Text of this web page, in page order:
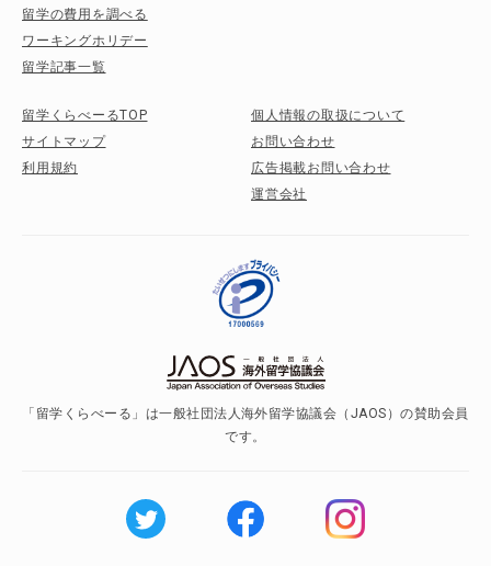
留学の費用を調べる
ワーキングホリデー
留学記事一覧
留学くらべーるTOP
サイトマップ
利用規約
個人情報の取扱について
お問い合わせ
広告掲載お問い合わせ
運営会社
「留学くらべーる」は一般社団法人海外留学協議会（JAOS）の賛助会員
です。